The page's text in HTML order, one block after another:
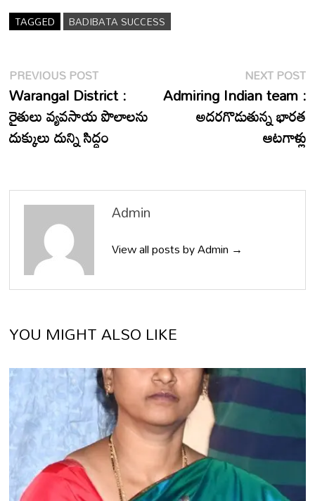
TAGGED BADIBATA SUCCESS
Post
navigation
PREVIOUS POSTPrevious
post:
Warangal District :
రైతులు వ్యవసాయ పొలాలను
దుక్కులు దున్ని సిద్ధం
NEXT POST
Admiring Indian team :
అదరగొడుతున్న భారత
ఆటగాళ్లు
Admin
View all posts by Admin →
YOU MIGHT ALSO LIKE